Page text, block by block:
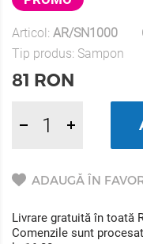
Articol: AR/SN1000
Tip produs: Sampon
81 RON
ADAUGĂ ÎN
Livrare gratuită în toată
Comenzile sunt